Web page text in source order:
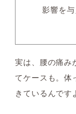
影響を
実は、 腰の痛み
てケースも。体
きているんです